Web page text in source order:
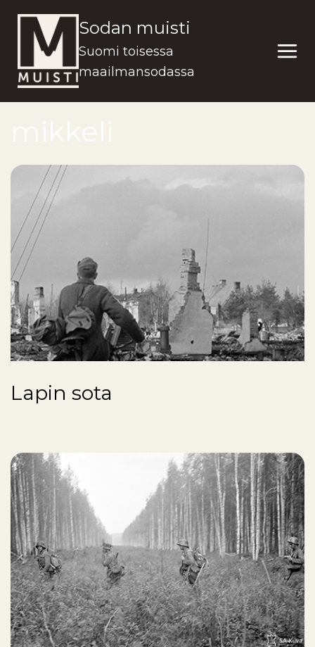
sisältöön
Sodan muisti
Suomi toisessa
maailmansodassa
Lapin sota